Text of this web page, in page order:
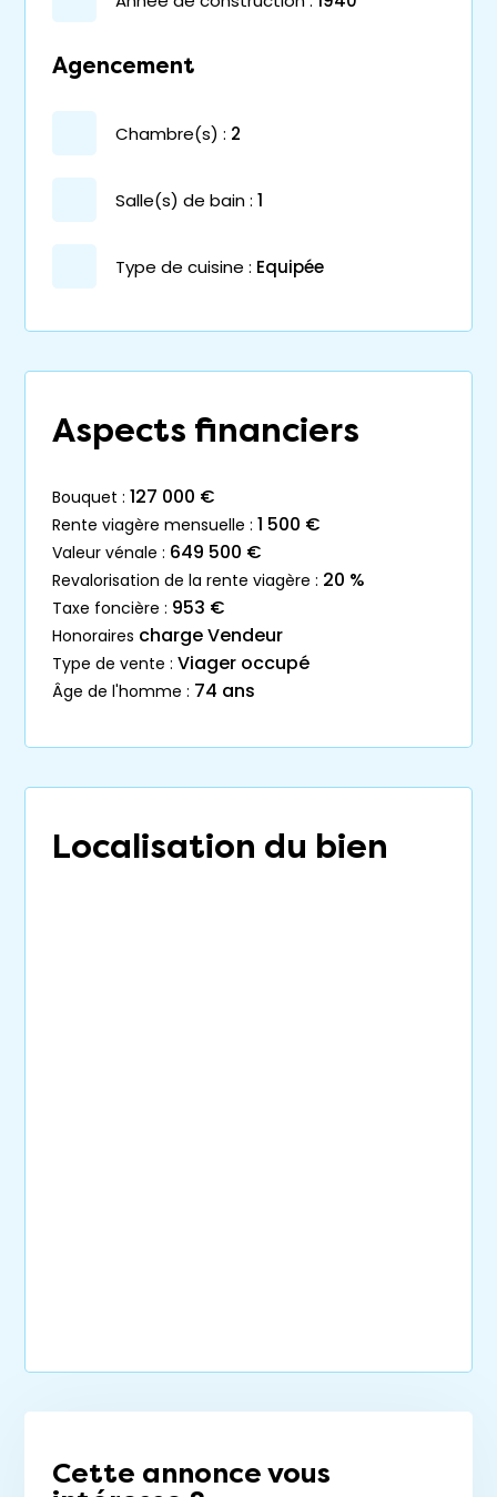
Agencement
chambre(s) : 2
salle(s) de bain : 1
Type de cuisine : Equipée
Aspects financiers
bouquet : 127 000 €
rente viagère mensuelle : 1 500 €
valeur vénale : 649 500 €
revalorisation de la rente viagère : 20 %
taxe foncière : 953 €
honoraires charge Vendeur
type de vente : Viager occupé
âge de l'homme : 74 ans
Localisation du bien
Cette annonce vous